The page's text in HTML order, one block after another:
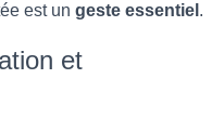
est un geste essentiel .
et